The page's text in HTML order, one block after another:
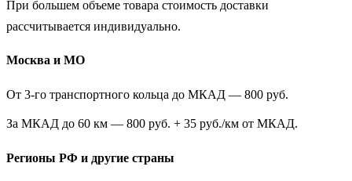
При большем объеме товара стоимость доставки
рассчитывается индивидуально.
Москва и МО
От 3-го транспортного кольца до МКАД — 800 руб.
За МКАД до 60 км — 800 руб. + 35 руб./км от МКАД.
Регионы РФ и другие страны